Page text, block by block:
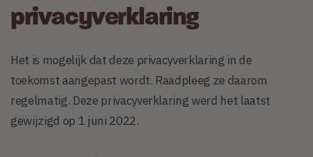
privacyverklaring
Het is mogelijk dat deze privacyverklaring in de
toekomst aangepast wordt. Raadpleeg ze daarom
regelmatig. Deze privacyverklaring werd het laatst
gewijzigd op 1 juni 2022.